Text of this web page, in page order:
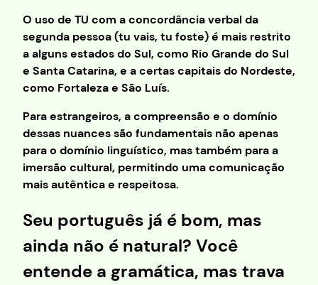
O uso de TU com a concordância verbal da
segunda pessoa (tu vais, tu foste) é mais restrito
a alguns estados do Sul, como Rio Grande do Sul
e Santa Catarina, e a certas capitais do Nordeste,
como Fortaleza e São Luís.
Para estrangeiros, a compreensão e o domínio
dessas nuances são fundamentais não apenas
para o domínio linguístico, mas também para a
imersão cultural, permitindo uma comunicação
mais autêntica e respeitosa.
Seu português já é bom, mas
ainda não é natural? Você
entende a gramática, mas trava